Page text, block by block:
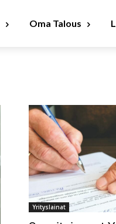
Oma Talous
Yrityslainat